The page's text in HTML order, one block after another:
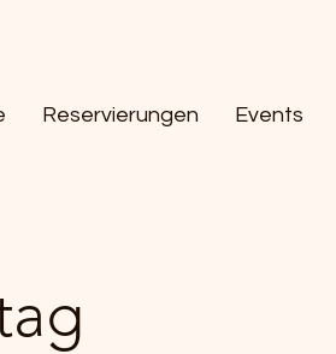
Reservierungen Events